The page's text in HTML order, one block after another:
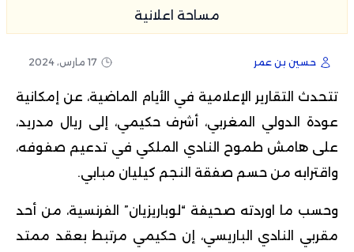
مساحة اعلانية
حسين بن عمر 17 مارس، 2024
تتحدث التقارير الإعلامية في الأيام الماضية، عن إمكانية
عودة الدولي المغربي، أشرف حكيمي، إلى ريال مدريد،
على هامش طموح النادي الملكي في تدعيم صفوفه،
واقترابه من حسم صفقة النجم كيليان مبابي.
وحسب ما اوردته صحيفة “لوباريزيان” الفرنسية، من أحد
مقربي النادي الباريسي، إن حكيمي مرتبط بعقد ممتد